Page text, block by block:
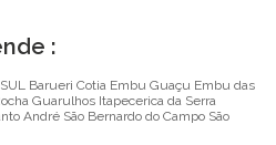
:
Barueri Cotia Embu Guaçu Embu das
Guarulhos Itapecerica da Serra
André São Bernardo do Campo São